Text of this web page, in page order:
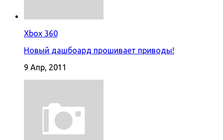
Xbox 360
Новый дашбоард прошивает приводы!
9 Апр, 2011